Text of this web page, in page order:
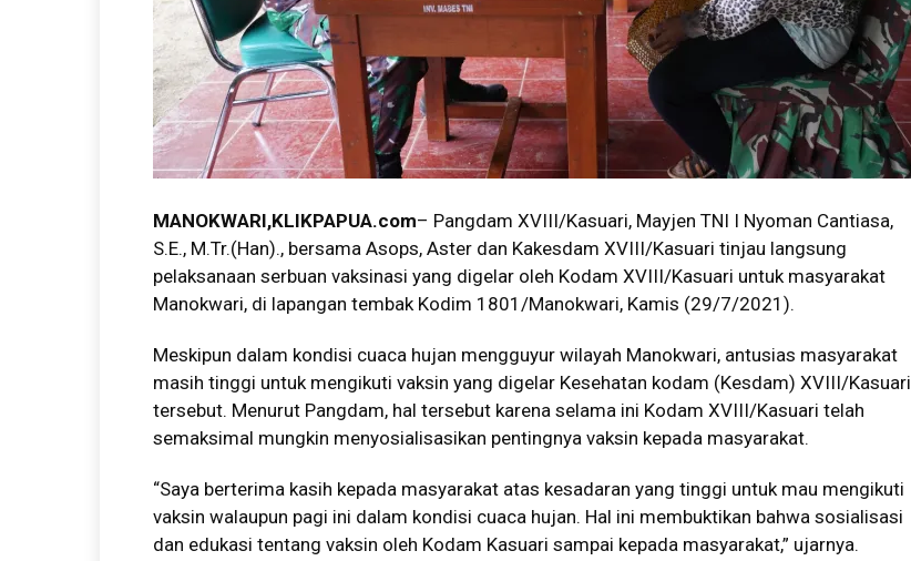
MANOKWARI,KLIKPAPUA.com– Pangdam XVIII/Kasuari, Mayjen TNI I Nyoman Cantiasa,
S.E., M.Tr.(Han)., bersama Asops, Aster dan Kakesdam XVIII/Kasuari tinjau langsung
pelaksanaan serbuan vaksinasi yang digelar oleh Kodam XVIII/Kasuari untuk masyarakat
Manokwari, di lapangan tembak Kodim 1801/Manokwari, Kamis (29/7/2021).
Meskipun dalam kondisi cuaca hujan mengguyur wilayah Manokwari, antusias masyarakat
masih tinggi untuk mengikuti vaksin yang digelar Kesehatan kodam (Kesdam) XVIII/Kasuari
tersebut. Menurut Pangdam, hal tersebut karena selama ini Kodam XVIII/Kasuari telah
semaksimal mungkin menyosialisasikan pentingnya vaksin kepada masyarakat.
“Saya berterima kasih kepada masyarakat atas kesadaran yang tinggi untuk mau mengikuti
vaksin walaupun pagi ini dalam kondisi cuaca hujan. Hal ini membuktikan bahwa sosialisasi
dan edukasi tentang vaksin oleh Kodam Kasuari sampai kepada masyarakat,” ujarnya.